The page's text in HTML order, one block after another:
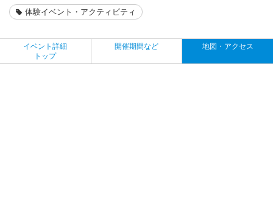
体験イベント・アクティビティ
イベント詳細
トップ
開催期間など 地図・アクセス